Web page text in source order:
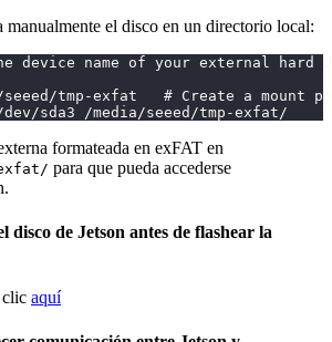
el disco en un directorio local:
device name of your external hard
seeed/tmp-exfat   # Create a mount
sda3 /media/seeed/tmp-exfat/
formateada en exFAT en
para que pueda accederse
disco de Jetson antes de flashear la
clic aquí